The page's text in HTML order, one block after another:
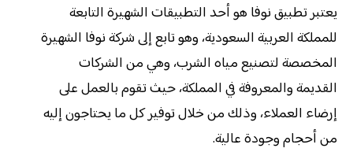
يعتبر تطبيق نوفا هو أحد التطبيقات الشهيرة التابعة
للمملكة العربية السعودية، وهو تابع إلى شركة نوفا الشهيرة
المخصصة لتصنيع مياه الشرب، وهي من الشركات
القديمة والمعروفة في المملكة، حيث تقوم بالعمل على
إرضاء العملاء، وذلك من خلال توفير كل ما يحتاجون إليه
من أحجام وجودة عالية.